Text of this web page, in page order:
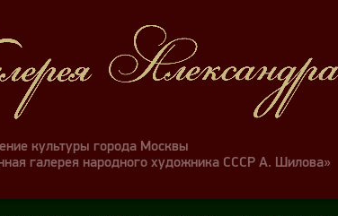
культуры города Москвы
галерея народного художника СССР А. Шилова»